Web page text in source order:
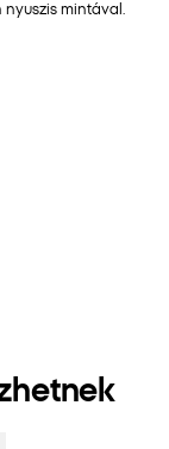
nyuszis mintával.